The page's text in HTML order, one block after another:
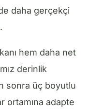
daha gerçekçi
hem daha net
derinlik
sonra üç boyutlu
ortamına adapte